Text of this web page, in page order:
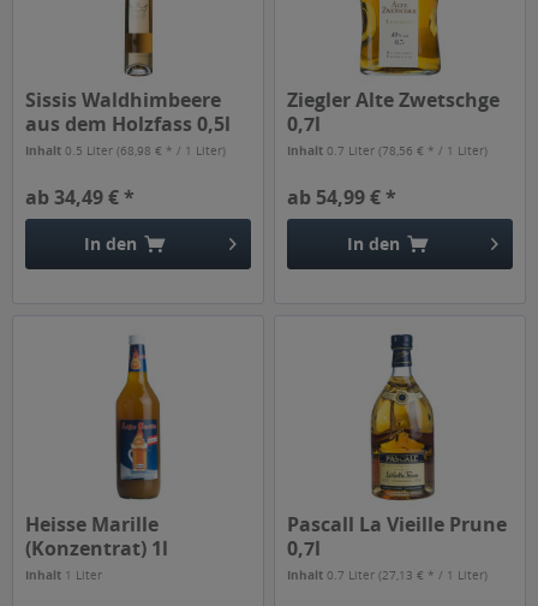
Sissis Waldhimbeere
aus dem Holzfass 0,5l
Inhalt0.5 Liter(68,98 € * / 1 Liter)
ab 34,49 € *
In den
Ziegler Alte Zwetschge
0,7l
Inhalt0.7 Liter(78,56 € * / 1 Liter)
ab 54,99 € *
In den
Heisse Marille
(Konzentrat) 1l
Inhalt 1 Liter
Pascall La Vieille Prune
0,7l
Inhalt0.7 Liter(27,13 € * / 1 Liter)